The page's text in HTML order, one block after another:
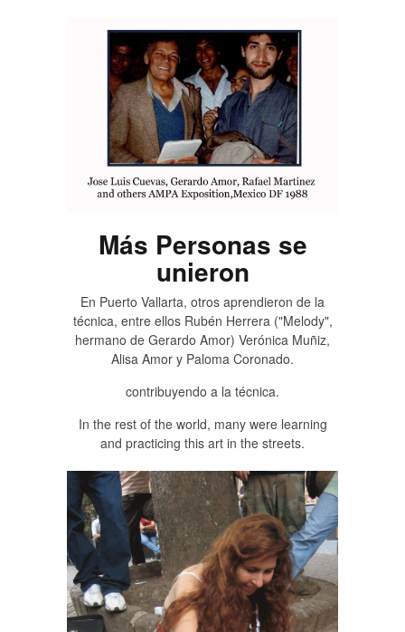
Más Personas se
unieron
En Puerto Vallarta, otros aprendieron de la
técnica, entre ellos Rubén Herrera ("Melody",
hermano de Gerardo Amor) Verónica Muñiz,
Alisa Amor y Paloma Coronado.
contribuyendo a la técnica.
In the rest of the world, many were learning
and practicing this art in the streets.